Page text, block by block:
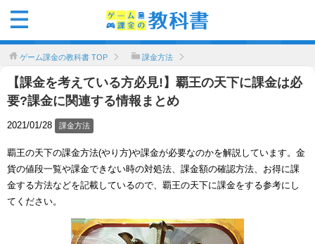
ゲーム課金の教科書 TOP 課金方法
【課金を考えている方必見!】覇王の天下に課金は必
要?課金に関連する情報まとめ
2021/01/28 課金方法
覇王の天下の課金方法(やり方)や課金が必要なのかを解説しています。金
貨の値段一覧や課金できない時の対処法、課金額の確認方法、お得に課
金する方法などを記載しているので、覇王の天下に課金をする参考にし
てください。